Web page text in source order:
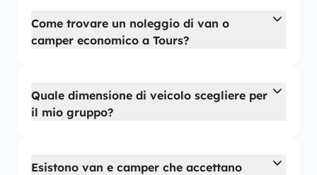
Come trovare un noleggio di van o
camper economico a Tours?
Quale dimensione di veicolo scegliere per
il mio gruppo?
Esistono van e camper che accettano